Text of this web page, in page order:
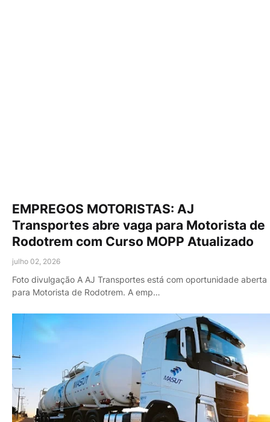
EMPREGOS MOTORISTAS: AJ
Transportes abre vaga para Motorista de
Rodotrem com Curso MOPP Atualizado
julho 02, 2026
Foto divulgação A AJ Transportes está com oportunidade aberta
para Motorista de Rodotrem. A emp…